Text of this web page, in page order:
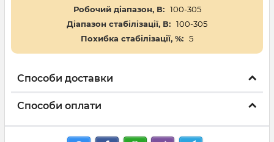
Робочий діапазон, В: 100-305
Діапазон стабілізації, В: 100-305
Похибка стабілізації, %: 5
Способи доставки
Способи оплати